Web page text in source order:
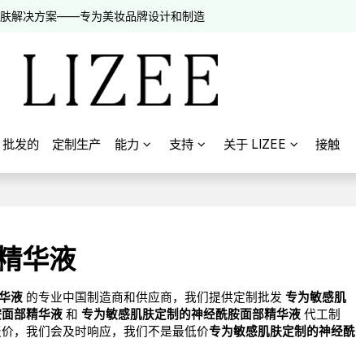
解决方案——专为美妆品牌设计和制造
批发的 定制生产 能力 支持 关于 LIZEE 接触
华液
液 的专业中国制造商和供应商，我们提供定制批发专为敏感肌
部精华液 和专为敏感肌肤定制的神经酰胺面部精华液 代工制
，我们会及时响应，我们不是最低价专为敏感肌肤定制的神经酰